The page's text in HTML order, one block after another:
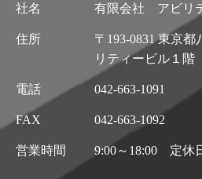
社名 有限会社 アビリ
住所
〒193-0831 東京
リティービル１階
電話 042-663-1091
FAX 042-663-1092
営業時間 9:00～18:00 定休